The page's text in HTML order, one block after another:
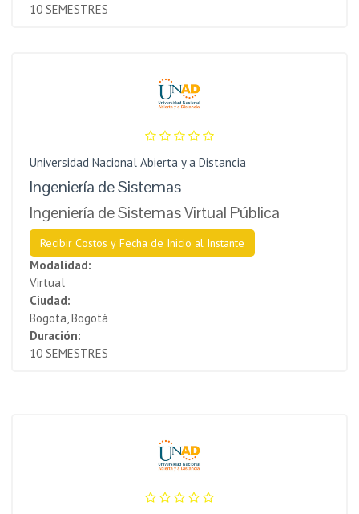
10 SEMESTRES
Universidad Nacional Abierta y a Distancia
Ingeniería de Sistemas
Ingeniería de Sistemas Virtual Pública
Recibir Costos y Fecha de Inicio al Instante
Modalidad:
Virtual
Ciudad:
Bogota, Bogotá
Duración:
10 SEMESTRES